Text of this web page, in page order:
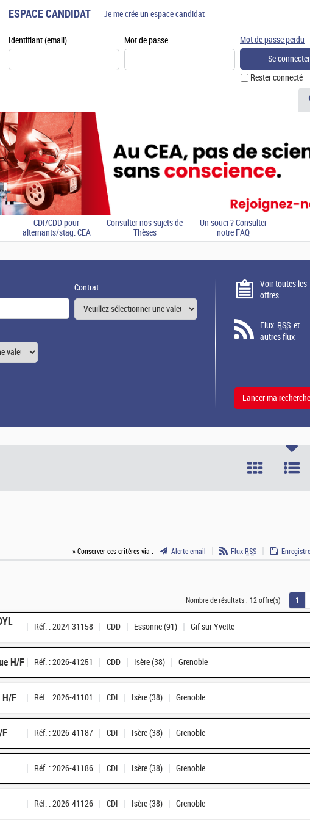
ESPACE CANDIDAT
Identifiant (email) Mot de passe
Rester connecté
Mot de passe perdu
Je me crée un espace candidat
CDI/CDD pour
alternants/stag. CEA
Consulter nos sujets de
Thèses
Un souci ? Consulter
notre FAQ
Contrat
Voir toutes les
offres
Flux RSS et
autres flux
» Conserver ces critères via : Alerte email Flux RSS
Nombre de résultats : 12 offre(s) 1
Réf. : 2024-31158 CDD Essonne (91) Gif sur Yvette
H/F Réf. : 2026-41251 CDD Isère (38) Grenoble
H/F Réf. : 2026-41101 CDI Isère (38) Grenoble
F Réf. : 2026-41187 CDI Isère (38) Grenoble
Réf. : 2026-41186 CDI Isère (38) Grenoble
Réf. : 2026-41126 CDI Isère (38) Grenoble